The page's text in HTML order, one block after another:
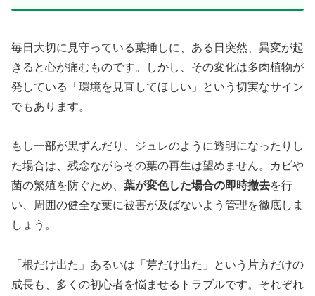
毎日大切に見守っている葉挿しに、ある日突然、異変が起
きると心が痛むものです。しかし、その変化は多肉植物が
発している「環境を見直してほしい」という切実なサイン
でもあります。
もし一部が黒ずんだり、ジュレのように透明になったりし
た場合は、残念ながらその葉の再生は望めません。カビや
菌の繁殖を防ぐため、 葉が変色した場合の即時撤去を行
い、周囲の健全な葉に被害が及ばないよう管理を徹底しま
しょう。
「根だけ出た」あるいは「芽だけ出た」という片方だけの
成長も、多くの初心者を悩ませるトラブルです。それぞれ